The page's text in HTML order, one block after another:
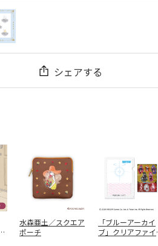
シェアする
水森亜土／スクエア
ポーチ
「ブルーアーカイ
ブ」クリアファイ